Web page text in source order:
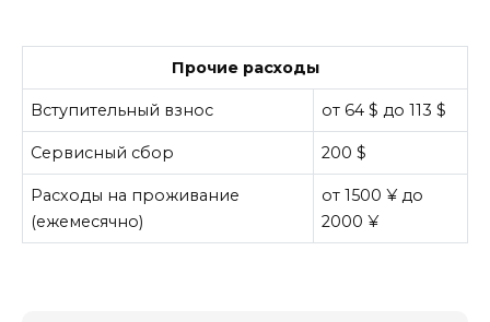
Прочие расходы
Вступительный взнос от 64 $ до 113 $
Сервисный сбор 200 $
Расходы на проживание
(ежемесячно)
от 1500 ¥ до
2000 ¥